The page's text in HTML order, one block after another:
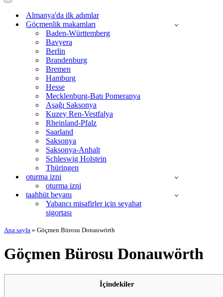
Dolaşım
menüsüAlmanya'da ilk adımlar
Göçmenlik makamları
Baden-Württemberg
Bavyera
Berlin
Brandenburg
Bremen
Hamburg
Hesse
Mecklenburg-Batı Pomeranya
Aşağı Saksonya
Kuzey Ren-Vestfalya
Rheinland-Pfalz
Saarland
Saksonya
Saksonya-Anhalt
Schleswig Holstein
Thüringen
oturma izni
oturma izni
taahhüt beyanı
Yabancı misafirler için seyahat
sigortası
Ana sayfa » Göçmen Bürosu Donauwörth
Göçmen Bürosu Donauwörth
İçindekiler